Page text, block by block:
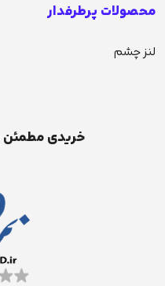
محصولات پرطرفدار
لنز چشم
خریدی مطمئن